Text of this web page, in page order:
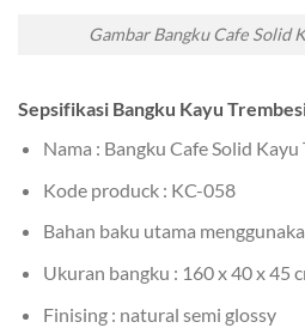
Gambar Bangku Cafe Solid
Sepsifikasi Bangku Kayu
Nama : Bangku Cafe Solid
Kode produck : KC-058
Bahan baku utama
Ukuran bangku : 160 x 40 x 45
Finising : natural semi glossy